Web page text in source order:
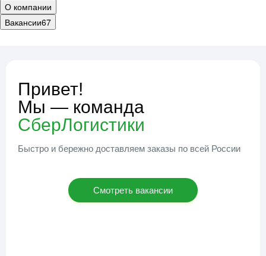
О компании
Вакансии67
Привет!
Мы — команда
СберЛогистики
Быстро и бережно доставляем заказы по всей России
Смотреть вакансии